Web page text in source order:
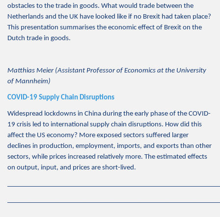
obstacles to the trade in goods. What would trade between the
Netherlands and the UK have looked like if no Brexit had taken place?
This presentation summarises the economic effect of Brexit on the
Dutch trade in goods.
Matthias Meier (Assistant Professor of Economics at the University
of Mannheim)
COVID-19 Supply Chain Disruptions
Widespread lockdowns in China during the early phase of the COVID-
19 crisis led to international supply chain disruptions. How did this
affect the US economy? More exposed sectors suffered larger
declines in production, employment, imports, and exports than other
sectors, while prices increased relatively more. The estimated effects
on output, input, and prices are short-lived.